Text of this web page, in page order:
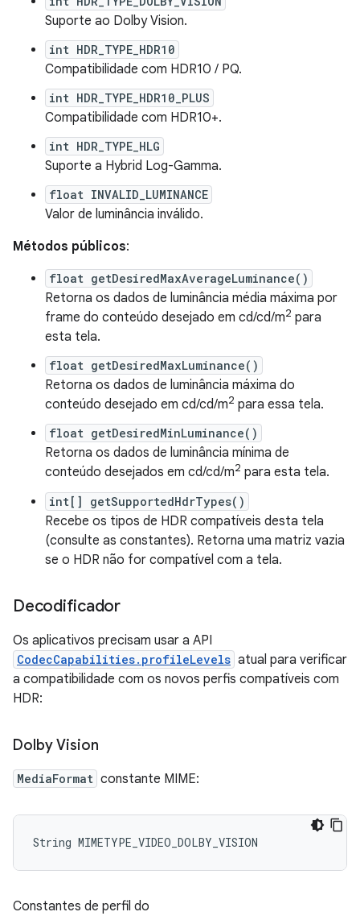
Suporte ao Dolby Vision.
int HDR_TYPE_HDR10
Compatibilidade com HDR10 / PQ.
int HDR_TYPE_HDR10_PLUS
Compatibilidade com HDR10+.
int HDR_TYPE_HLG
Suporte a Hybrid Log-Gamma.
float INVALID_LUMINANCE
Valor de luminância inválido.
Métodos públicos:
float getDesiredMaxAverageLuminance()
Retorna os dados de luminância média máxima por
frame do conteúdo desejado em cd/cd/m2 para
esta tela.
float getDesiredMaxLuminance()
Retorna os dados de luminância máxima do
conteúdo desejado em cd/cd/m2 para essa tela.
float getDesiredMinLuminance()
Retorna os dados de luminância mínima de
conteúdo desejados em cd/cd/m2 para esta tela.
int[] getSupportedHdrTypes()
Recebe os tipos de HDR compatíveis desta tela
(consulte as constantes). Retorna uma matriz vazia
se o HDR não for compatível com a tela.
Decodificador
Os aplicativos precisam usar a API
CodecCapabilities.profileLevels atual para verificar
a compatibilidade com os novos perfis compatíveis com
HDR:
Dolby Vision
MediaFormat constante MIME:
Constantes de perfil do